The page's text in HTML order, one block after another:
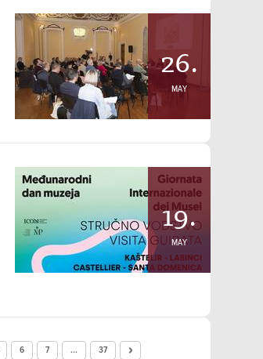
26.
MAY
19.
MAY
6 7 ... 37